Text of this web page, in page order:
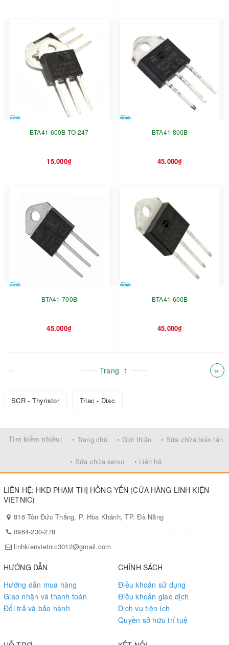
BTA41-600B TO-247
15.000₫
BTA41-800B
45.000₫
BTA41-700B
45.000₫
BTA41-600B
45.000₫
« Trang 1 »
SCR - Thyristor Triac - Diac
Tìm kiếm nhiều: • Trang chủ • Giới thiệu • Sửa chữa biến tần
• Sửa chữa servo • Liên hệ
LIÊN HỆ: HKD PHẠM THỊ HỒNG YẾN (CỬA HÀNG LINH KIỆN
VIETNIC)
816 Tôn Đức Thắng, P. Hòa Khánh, TP. Đà Nẵng
0964-230-278
linhkienvietnic3012@gmail.com
HƯỚNG DẪN
Hướng dẫn mua hàng
Giao nhận và thanh toán
Đổi trả và bảo hành
CHÍNH SÁCH
Điều khoản sử dụng
Điều khoản giao dịch
Dịch vụ tiện ích
Quyền sở hữu trí tuệ